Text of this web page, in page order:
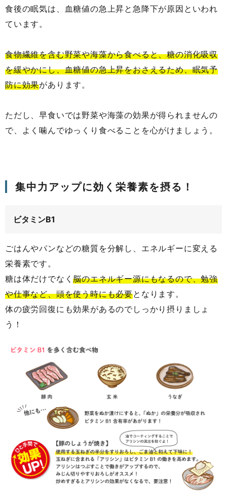
食後の眠気は、血糖値の急上昇と急降下が原因といわれ
ています。
食物繊維を含む野菜や海藻から食べると、糖の消化吸収
を緩やかにし、血糖値の急上昇をおさえるため、眠気予
防に効果があります。
ただし、早食いでは野菜や海藻の効果が得られませんの
で、よく噛んでゆっくり食べることを心がけましょう。
集中力アップに効く栄養素を摂る！
ビタミンB1
ごはんやパンなどの糖質を分解し、エネルギーに変える
栄養素です。
糖は体だけでなく脳のエネルギー源にもなるので、勉強
や仕事など、頭を使う時にも必要となります。
体の疲労回復にも効果があるのでしっかり摂りましょ
う！